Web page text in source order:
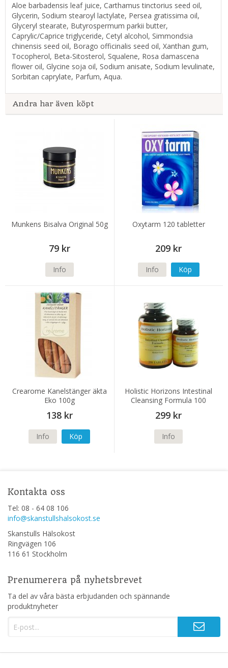
Aloe barbadensis leaf juice, Carthamus tinctorius seed oil,
Glycerin, Sodium stearoyl lactylate, Persea gratissima oil,
Glyceryl stearate, Butyrospermum parkii butter,
Caprylic/Caprice triglyceride, Cetyl alcohol, Simmondsia
chinensis seed oil, Borago officinalis seed oil, Xanthan gum,
Tocopherol, Beta-Sitosterol, Squalene, Rosa damascena
flower oil, Glycine soja oil, Sodium anisate, Sodium levulinate,
Sorbitan caprylate, Parfum, Aqua.
Andra har även köpt
Munkens Bisalva Original 50g
79 kr
Info
Oxytarm 120 tabletter
209 kr
Info Köp
Crearome Kanelstänger äkta
Eko 100g
138 kr
Info Köp
Holistic Horizons Intestinal
Cleansing Formula 100
tabletter
299 kr
Info
Kontakta oss
Tel: 08 - 64 08 106
info@skanstullshalsokost.se
Skanstulls Hälsokost
Ringvägen 106
116 61 Stockholm
Prenumerera på nyhetsbrevet
Ta del av våra bästa erbjudanden och spännande
produktnyheter